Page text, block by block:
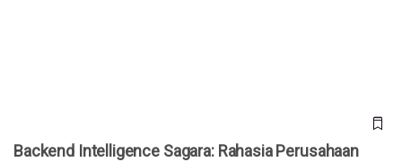
Backend Intelligence Sagara: Rahasia Perusahaan